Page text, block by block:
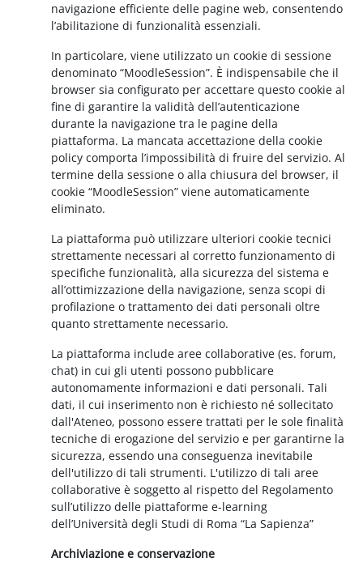
navigazione efficiente delle pagine web, consentendo
l’abilitazione di funzionalità essenziali.
In particolare, viene utilizzato un cookie di sessione
denominato “MoodleSession”. È indispensabile che il
browser sia configurato per accettare questo cookie al
fine di garantire la validità dell’autenticazione
durante la navigazione tra le pagine della
piattaforma. La mancata accettazione della cookie
policy comporta l’impossibilità di fruire del servizio. Al
termine della sessione o alla chiusura del browser, il
cookie “MoodleSession” viene automaticamente
eliminato.
La piattaforma può utilizzare ulteriori cookie tecnici
strettamente necessari al corretto funzionamento di
specifiche funzionalità, alla sicurezza del sistema e
all’ottimizzazione della navigazione, senza scopi di
profilazione o trattamento dei dati personali oltre
quanto strettamente necessario.
La piattaforma include aree collaborative (es. forum,
chat) in cui gli utenti possono pubblicare
autonomamente informazioni e dati personali. Tali
dati, il cui inserimento non è richiesto né sollecitato
dall'Ateneo, possono essere trattati per le sole finalità
tecniche di erogazione del servizio e per garantirne la
sicurezza, essendo una conseguenza inevitabile
dell'utilizzo di tali strumenti. L'utilizzo di tali aree
collaborative è soggetto al rispetto del Regolamento
sull’utilizzo delle piattaforme e-learning
dell’Università degli Studi di Roma “La Sapienza”
Archiviazione e conservazione